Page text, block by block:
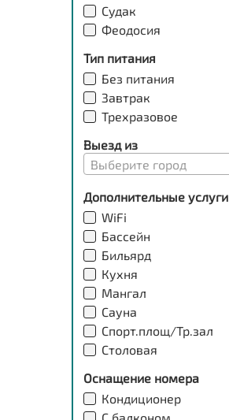
Судак
Феодосия
Тип питания
Без питания
Завтрак
Трехразовое
Выезд из
Выберите город
Дополнительные услуги
WiFi
Бассейн
Бильярд
Кухня
Мангал
Сауна
Спорт.площ/Тр.зал
Столовая
Оснащение номера
Кондиционер